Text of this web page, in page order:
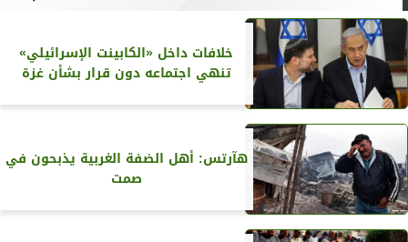
خلافات داخل «الكابينت الإسرائيلي»
تنهي اجتماعه دون قرار بشأن غزة
هآرتس: أهل الضفة الغربية يذبحون في
صمت